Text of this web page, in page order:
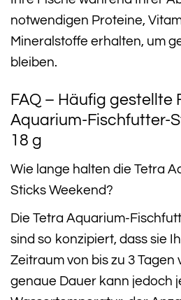
notwendigen Proteine,
Mineralstoffe erhalten, um
bleiben.
FAQ – Häufig gestellte
Aquarium-Fischfutter-
18 g
Wie lange halten die Tetra
Sticks Weekend?
Die Tetra Aquarium-
sind so konzipiert, dass sie
Zeitraum von bis zu 3 Tagen
genaue Dauer kann jedoch